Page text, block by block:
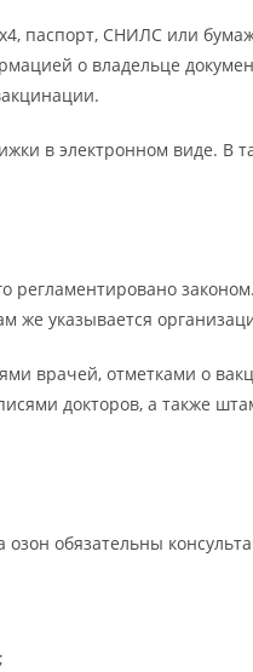
паспорт, СНИЛС или
о владельце
в электронном виде. В
регламентировано
же указывается
врачей, отметками о
докторов, а также
обязательны